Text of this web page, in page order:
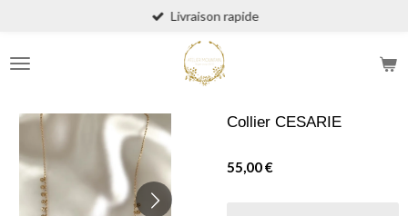
contenu
principal
Livraison rapide
Collier CESARIE
55,00 €